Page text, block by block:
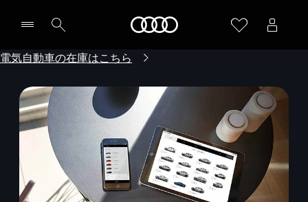
電気自動車の在庫はこちら